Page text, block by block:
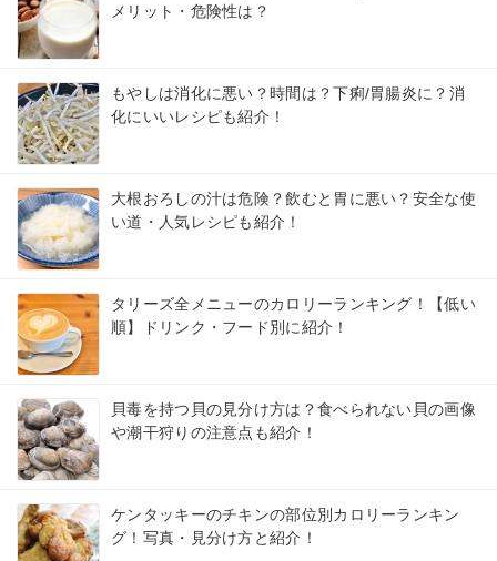
メリット・危険性は？
もやしは消化に悪い？時間は？下痢/胃腸炎に？消
化にいいレシピも紹介！
大根おろしの汁は危険？飲むと胃に悪い？安全な使
い道・人気レシピも紹介！
タリーズ全メニューのカロリーランキング！【低い
順】ドリンク・フード別に紹介！
貝毒を持つ貝の見分け方は？食べられない貝の画像
や潮干狩りの注意点も紹介！
ケンタッキーのチキンの部位別カロリーランキン
グ！写真・見分け方と紹介！